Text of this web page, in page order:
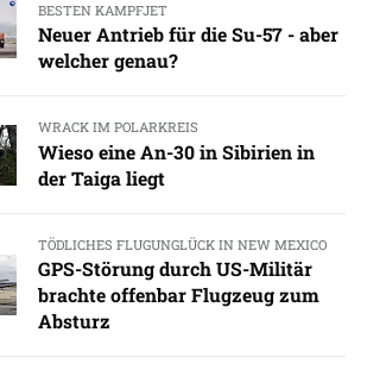
BESTEN KAMPFJET
Neuer Antrieb für die Su-57 - aber
welcher genau?
WRACK IM POLARKREIS
Wieso eine An-30 in Sibirien in
der Taiga liegt
TÖDLICHES FLUGUNGLÜCK IN NEW MEXICO
GPS-Störung durch US-Militär
brachte offenbar Flugzeug zum
Absturz